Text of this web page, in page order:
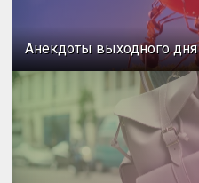
Анекдоты выходного дня